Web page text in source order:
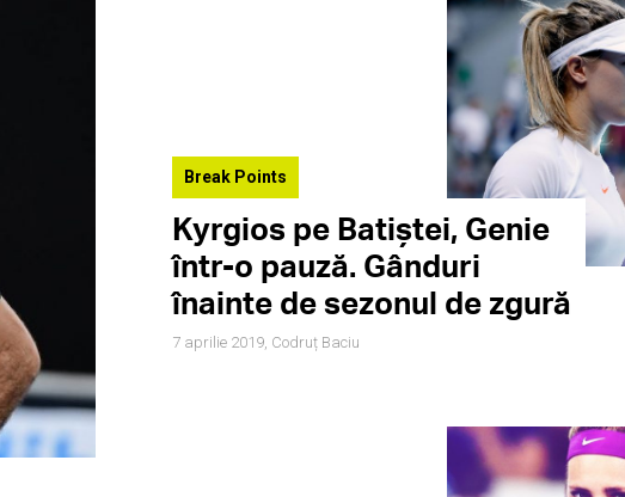
Break Points
Kyrgios pe Batiștei, Genie
într-o pauză. Gânduri
înainte de sezonul de zgură
7 aprilie 2019, Codruț Baciu